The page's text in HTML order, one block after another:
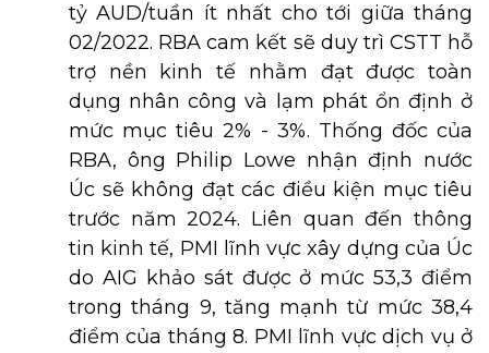
tỷ AUD/tuần ít nhất cho tới giữa tháng
02/2022. RBA cam kết sẽ duy trì CSTT hỗ
trợ nền kinh tế nhằm đạt được toàn
dụng nhân công và lạm phát ổn định ở
mức mục tiêu 2% - 3%. Thống đốc của
RBA, ông Philip Lowe nhận định nước
Úc sẽ không đạt các điều kiện mục tiêu
trước năm 2024. Liên quan đến thông
tin kinh tế, PMI lĩnh vực xây dựng của Úc
do AIG khảo sát được ở mức 53,3 điểm
trong tháng 9, tăng mạnh từ mức 38,4
điểm của tháng 8. PMI lĩnh vực dịch vụ ở